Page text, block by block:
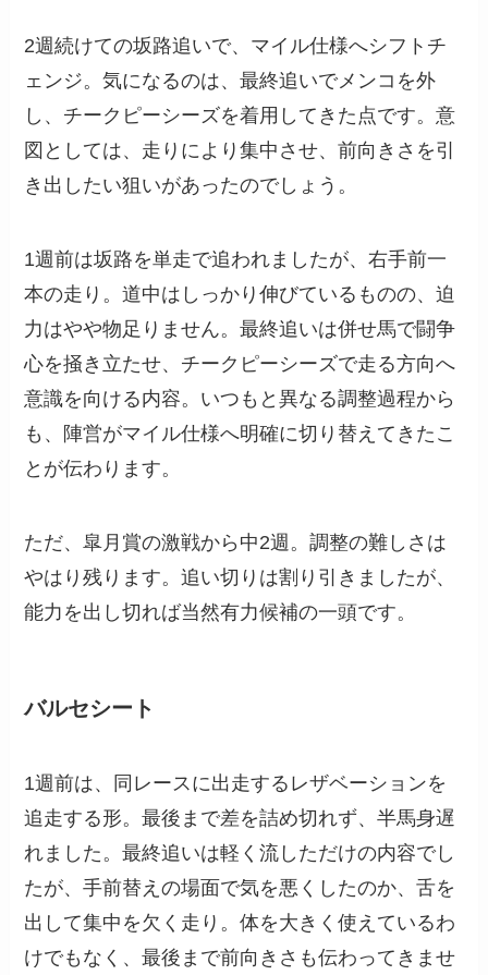
2週続けての坂路追いで、マイル仕様へシフトチ
ェンジ。気になるのは、最終追いでメンコを外
し、チークピーシーズを着用してきた点です。意
図としては、走りにより集中させ、前向きさを引
き出したい狙いがあったのでしょう。
1週前は坂路を単走で追われましたが、右手前一
本の走り。道中はしっかり伸びているものの、迫
力はやや物足りません。最終追いは併せ馬で闘争
心を掻き立たせ、チークピーシーズで走る方向へ
意識を向ける内容。いつもと異なる調整過程から
も、陣営がマイル仕様へ明確に切り替えてきたこ
とが伝わります。
ただ、皐月賞の激戦から中2週。調整の難しさは
やはり残ります。追い切りは割り引きましたが、
能力を出し切れば当然有力候補の一頭です。
バルセシート
1週前は、同レースに出走するレザベーションを
追走する形。最後まで差を詰め切れず、半馬身遅
れました。最終追いは軽く流しただけの内容でし
たが、手前替えの場面で気を悪くしたのか、舌を
出して集中を欠く走り。体を大きく使えているわ
けでもなく、最後まで前向きさも伝わってきませ